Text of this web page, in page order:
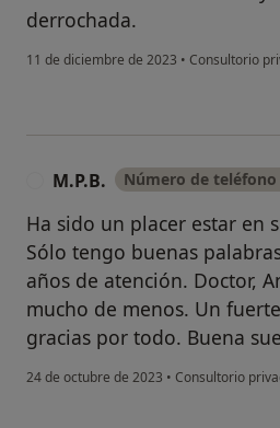
derrochada.
11 de diciembre de 2023 • Consultorio
M.P.B. Número de
Ha sido un placer estar en
Sólo tengo buenas
años de atención. Doctor,
mucho de menos. Un
gracias por todo. Buena
24 de octubre de 2023 • Consultorio